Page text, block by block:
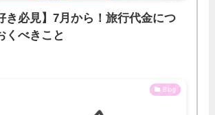
き必見】7月から！旅行代金につ
くべきこと
Blog